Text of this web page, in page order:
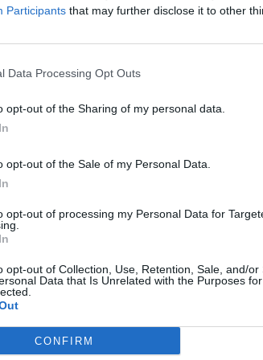
Participants that may further disclose it to other
Data Processing Opt Outs
opt-out of the Sharing of my personal data.
opt-out of the Sale of my Personal Data.
opt-out of processing my Personal Data for
opt-out of Collection, Use, Retention, Sale, and/or
Data that Is Unrelated with the Purposes
CONFIRM
al darrere", assegura Daniel
que "encara no suposa la resolució
cooperatives" que seria, estendre
la resta d'industrials i distribuïdores
preus de producció". Jordi
del projecte és insuficient i que "si
d'actualitat